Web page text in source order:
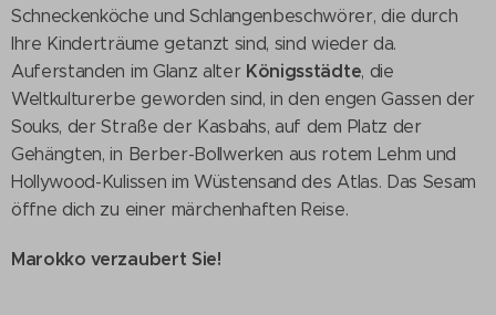
Schneckenköche und Schlangenbeschwörer, die durch
Ihre Kinderträume getanzt sind, sind wieder da.
Auferstanden im Glanz alter Königsstädte, die
Weltkulturerbe geworden sind, in den engen Gassen der
Souks, der Straße der Kasbahs, auf dem Platz der
Gehängten, in Berber-Bollwerken aus rotem Lehm und
Hollywood-Kulissen im Wüstensand des Atlas. Das Sesam
öffne dich zu einer märchenhaften Reise.
Marokko verzaubert Sie!